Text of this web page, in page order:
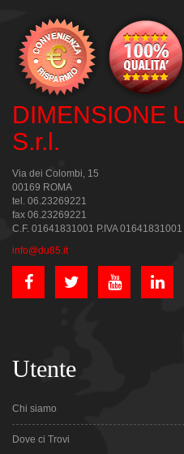
DIMENSIONE
S.r.l.
Via dei Colombi, 15
00169 ROMA
tel. 06.23269221
fax 06.23269221
C.F. 01641831001 P.IVA 01641831001
info@du85.it
Utente
Chi siamo
Dove ci Trovi